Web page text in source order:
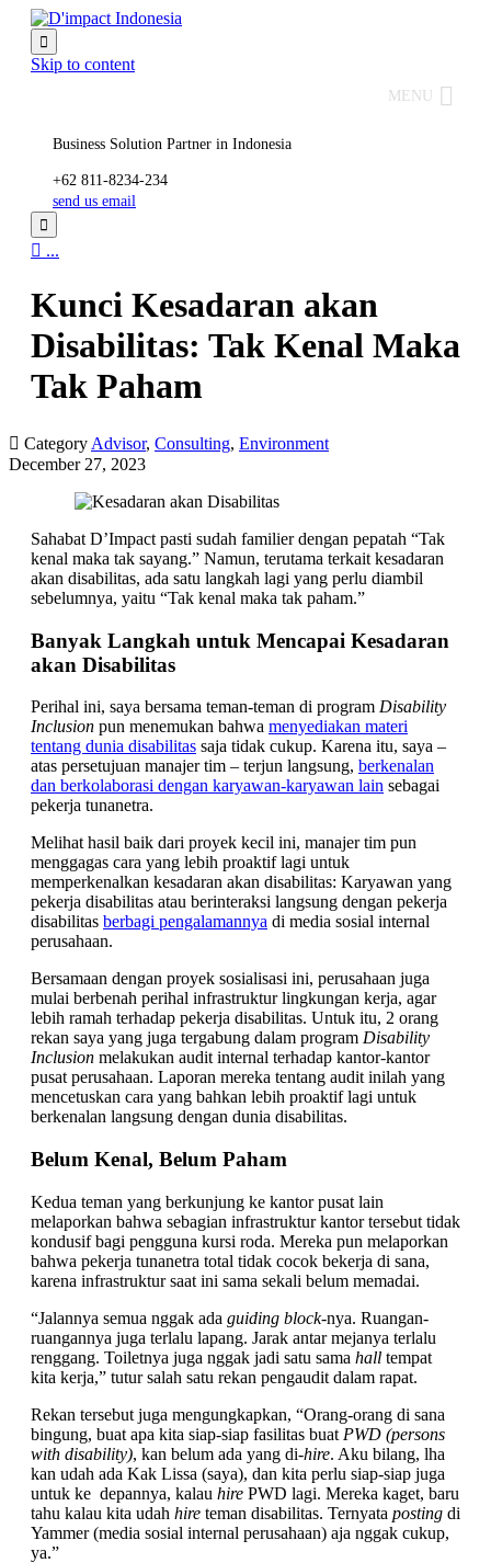

Skip to content
MENU
Business Solution Partner in Indonesia
+62 811-8234-234
send us email

 ...
Kunci Kesadaran akan
Disabilitas: Tak Kenal Maka
Tak Paham
 Category Advisor, Consulting, Environment
December 27, 2023
Sahabat D’Impact pasti sudah familier dengan pepatah “Tak
kenal maka tak sayang.” Namun, terutama terkait kesadaran
akan disabilitas, ada satu langkah lagi yang perlu diambil
sebelumnya, yaitu “Tak kenal maka tak paham.”
Banyak Langkah untuk Mencapai Kesadaran
akan Disabilitas
Perihal ini, saya bersama teman-teman di program Disability
Inclusion pun menemukan bahwa menyediakan materi
tentang dunia disabilitas saja tidak cukup. Karena itu, saya –
atas persetujuan manajer tim – terjun langsung, berkenalan
dan berkolaborasi dengan karyawan-karyawan lain sebagai
pekerja tunanetra.
Melihat hasil baik dari proyek kecil ini, manajer tim pun
menggagas cara yang lebih proaktif lagi untuk
memperkenalkan kesadaran akan disabilitas: Karyawan yang
pekerja disabilitas atau berinteraksi langsung dengan pekerja
disabilitas berbagi pengalamannya di media sosial internal
perusahaan.
Bersamaan dengan proyek sosialisasi ini, perusahaan juga
mulai berbenah perihal infrastruktur lingkungan kerja, agar
lebih ramah terhadap pekerja disabilitas. Untuk itu, 2 orang
rekan saya yang juga tergabung dalam program Disability
Inclusion melakukan audit internal terhadap kantor-kantor
pusat perusahaan. Laporan mereka tentang audit inilah yang
mencetuskan cara yang bahkan lebih proaktif lagi untuk
berkenalan langsung dengan dunia disabilitas.
Belum Kenal, Belum Paham
Kedua teman yang berkunjung ke kantor pusat lain
melaporkan bahwa sebagian infrastruktur kantor tersebut tidak
kondusif bagi pengguna kursi roda. Mereka pun melaporkan
bahwa pekerja tunanetra total tidak cocok bekerja di sana,
karena infrastruktur saat ini sama sekali belum memadai.
“Jalannya semua nggak ada guiding block-nya. Ruangan-
ruangannya juga terlalu lapang. Jarak antar mejanya terlalu
renggang. Toiletnya juga nggak jadi satu sama hall tempat
kita kerja,” tutur salah satu rekan pengaudit dalam rapat.
Rekan tersebut juga mengungkapkan, “Orang-orang di sana
bingung, buat apa kita siap-siap fasilitas buat PWD (persons
with disability), kan belum ada yang di-hire. Aku bilang, lha
kan udah ada Kak Lissa (saya), dan kita perlu siap-siap juga
untuk ke depannya, kalau hire PWD lagi. Mereka kaget, baru
tahu kalau kita udah hire teman disabilitas. Ternyata posting di
Yammer (media sosial internal perusahaan) aja nggak cukup,
ya.”